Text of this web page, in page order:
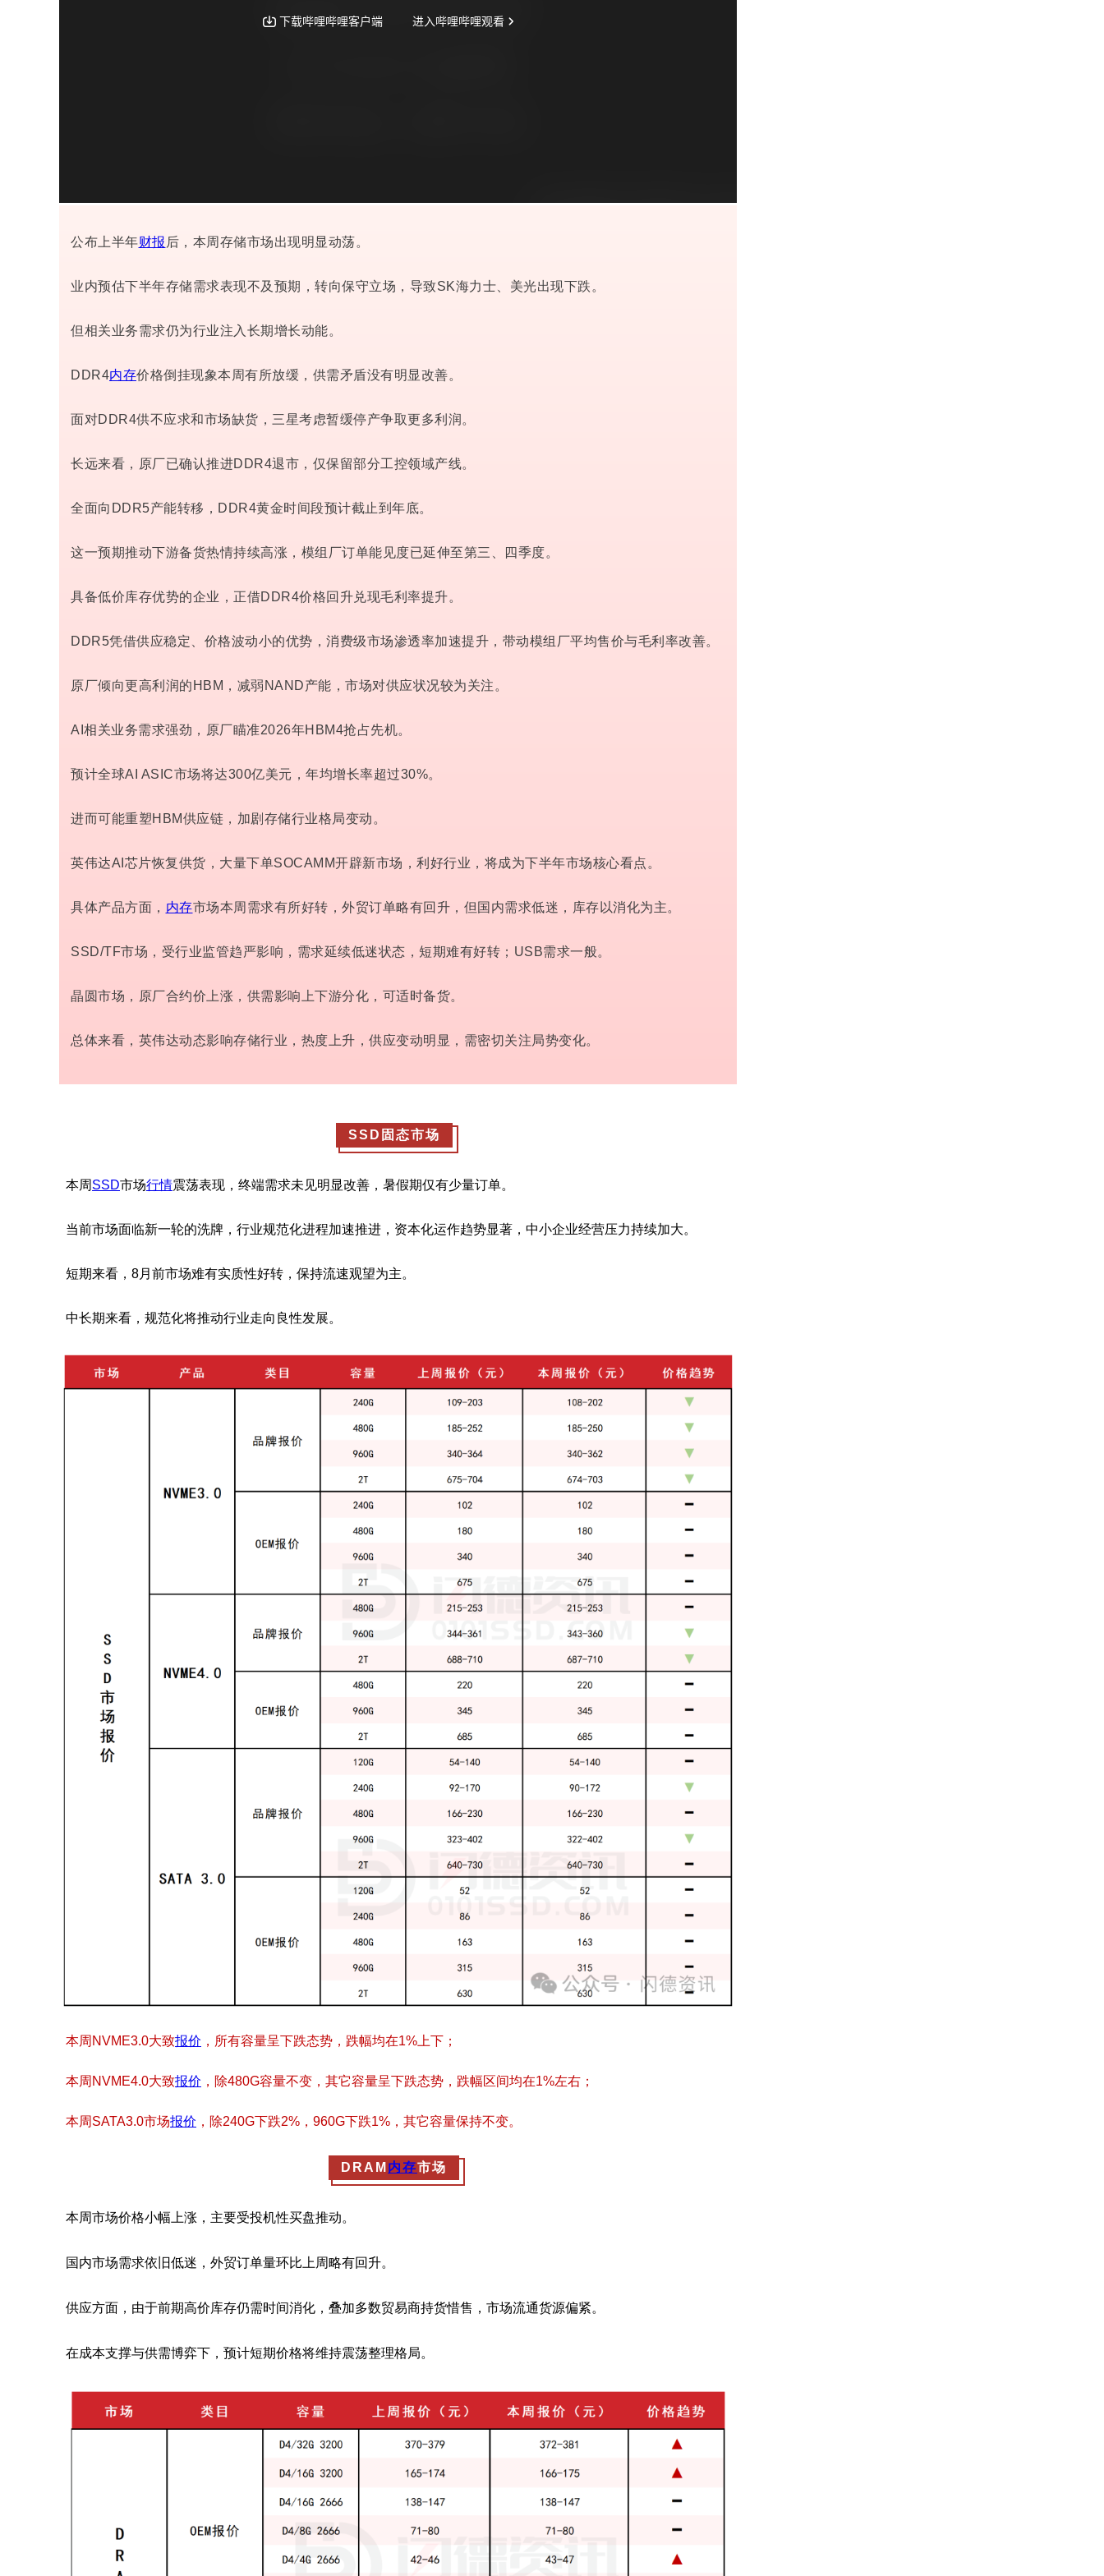
公布上半年财报 后，本周存储市场出现明显动荡。
业内预估下半年存储需求表现不及预期，转向保守立场，导致SK海力士、美光出现下跌。
但相关业务需求仍为行业注入长期增长动能。
DDR4内存价格倒挂现象本周有所放缓，供需矛盾没有明显改善。
面对DDR4供不应求和市场缺货，三星考虑暂缓停产争取更多利润。
长远来看，原厂已确认推进DDR4退市，仅保留部分工控领域产线。
全面向DDR5产能转移，DDR4黄金时间段预计截止到年底。
这一预期推动下游备货热情持续高涨，模组厂订单能见度已延伸至第三、四季度。
具备低价库存优势的企业，正借DDR4价格回升兑现毛利率提升。
DDR5凭借供应稳定、价格波动小的优势，消费级市场渗透率加速提升，带动模组厂平均售价与毛利率改善。
原厂倾向更高利润的 HBM ，减弱NAND产能，市场对供应状况较为关注。
AI相关业务需求强劲，原厂瞄准2026年HBM4抢占先机。
预计全球AI ASIC市场将达300亿美元，年均增长率超过30%。
进而可能重塑HBM供应链，加剧存储行业格局变动。
英伟达AI芯片恢复供货，大量下单SOCAMM开辟新市场，利好行业，将成为下半年市场核心看点。
具体产品方面， 内存市场本周需求有所好转，外贸订单略有回升，但国内需求低迷，库存以消化为主。
SSD/TF市场，受行业监管趋严影响，需求延续低迷状态，短期难有好转；USB需求一般。
晶圆市场，原厂合约价上涨，供需影响上下游分化，可适时备货。
总体来看，英伟达动态影响存储行业，热度上升，供应变动明显，需密切关注局势变化。
SSD固态市场
本周SSD市场行情震荡表现，终端需求未见明显改善，暑假期仅有少量订单。
当前市场面临新一轮的洗牌，行业规范化进程加速推进，资本化运作趋势显著，中小企业经营压力持续加大。
短期来看，8月前市场难有实质性好转，保持流速观望为主。
中长期来看，规范化将推动行业走向良性发展。
本周 NVME3.0大致报价 ，所有容量呈下跌态势，跌幅均在1% 上下；
本周 NVME4.0大致报价 ，除480G容量不变，其它容量呈下跌态势，跌幅区间均在1%左右；
本周SATA3.0市场报价 ，除240G下跌2% ， 960G下跌1% ，其它容量保持不变。
DRAM 内存市场
本周市场价格小幅上涨，主要受投机性买盘推动。
国内市场需求依旧低迷，外贸订单量环比上周略有回升。
供应方面，由于前期高价库存仍需时间消化，叠加多数贸易商持货惜售，市场流通货源偏紧。
在成本支撑与供需博弈下，预计短期价格将维持震荡整理格局。